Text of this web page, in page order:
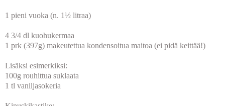
1 pieni vuoka (n. 1½ litraa)
4 3/4 dl kuohukermaa
1 prk (397g) makeutettua kondensoitua maitoa (ei pidä keittää!)
Lisäksi esimerkiksi:
100g rouhittua suklaata
1 tl vaniljasokeria